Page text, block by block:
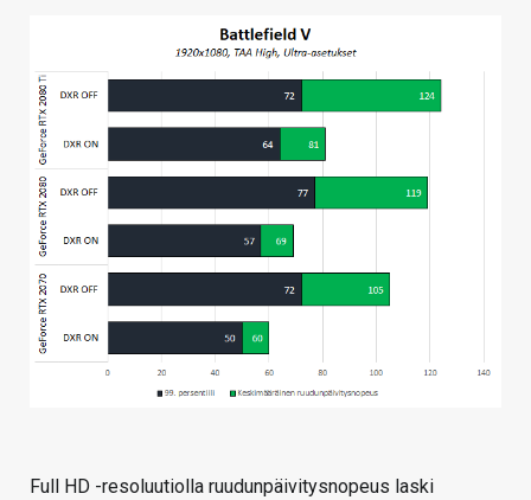
Full HD -resoluutiolla ruudunpäivitysnopeus laski